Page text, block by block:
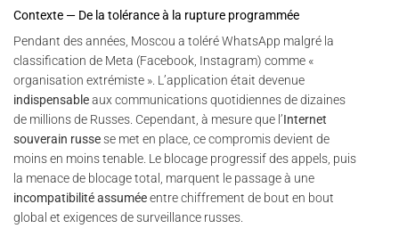
Contexte — De la tolérance à la rupture programmée
Pendant des années, Moscou a toléré WhatsApp malgré la
classification de Meta (Facebook, Instagram) comme «
organisation extrémiste ». L’application était devenue
indispensableaux communications quotidiennes de dizaines
de millions de Russes. Cependant, à mesure que l’Internet
souverain russese met en place, ce compromis devient de
moins en moins tenable. Le blocage progressif des appels, puis
la menace de blocage total, marquent le passage à une
incompatibilité assuméeentre chiffrement de bout en bout
global et exigences de surveillance russes.